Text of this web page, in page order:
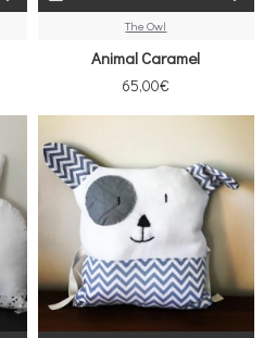
The Owl
Animal Caramel
65,00€